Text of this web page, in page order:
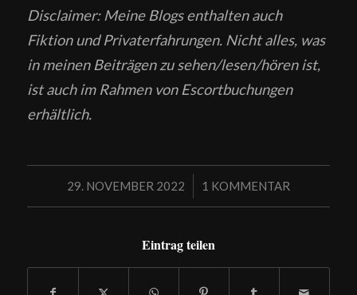
Disclaimer: Meine Blogs enthalten auch
Fiktion und Privaterfahrungen. Nicht alles, was
in meinen Beiträgen zu sehen/lesen/hören ist,
ist auch im Rahmen von Escortbuchungen
erhältlich.
29. NOVEMBER 2022
/ 1 KOMMENTAR
Eintrag teilen